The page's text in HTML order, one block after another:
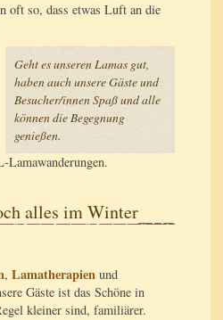
oft so, dass etwas Luft an die
Geht es unseren Lamas gut,
haben auch unsere Gäste und
Besucher/innen Spaß und alle
können die Begegnung
genießen.
alles im Winter
, Lamatherapien und
Gäste ist das Schöne in
kleiner sind, familiärer.